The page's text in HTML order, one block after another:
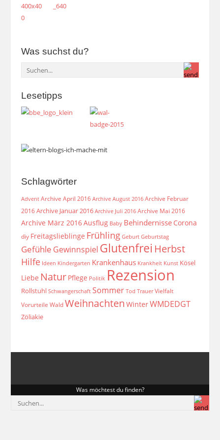
Was suchst du?
Lesetipps
Schlagwörter
Advent Archive April 2016 Archive August 2016 Archive Februar
2016 Archive Januar 2016 Archive Juli 2016 Archive Mai 2016
Archive März 2016Ausflug Baby Behindernisse Corona
diy Freitagslieblinge Frühling Geburt Geburtstag
Gefühle Gewinnspiel Glutenfrei Herbst
Hilfe Ideen Kindergarten Krankenhaus Krankheit Kunst Kösel
Liebe Natur Pflege Politik Rezension
Rollstuhl Schwangerschaft Sommer Tod Trauer Vielfalt
Vorurteile Wald Weihnachten WinterWMDEDGT
Zöliakie
Was möchtest du finden?